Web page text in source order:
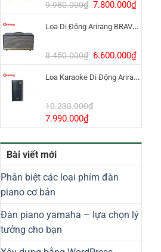
8.800.000₫.
9.980.000₫ Giá
gốc
là:
7.800.000₫Giá
hiện
tại
Loa Di Động Arirang BRAVO 8 800W Có Micro
8.450.000₫ Giá
gốc
là:
6.600.000₫Giá
hiện
tại
Loa Karaoke Di Động Arirang EDGE-X Model I
10.230.000₫
Giá
gốc
là:
10.230.000₫.
7.990.000₫Giá
hiện
tại
7.990.000₫.
Bài viết mới
Phân biệt các loại phím đàn
piano cơ bản
Đàn piano yamaha – lựa chọn lý
tưởng cho bạn